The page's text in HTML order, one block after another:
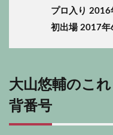
プロ入り 2016
初出場 2017年
大山悠輔のこ
背番号